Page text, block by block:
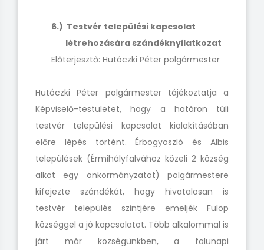
6.) Testvér települési kapcsolat
létrehozására szándéknyilatkozat
Előterjesztő: Hutóczki Péter polgármester
Hutóczki Péter polgármester tájékoztatja a
Képviselő-testületet, hogy a határon túli
testvér települési kapcsolat kialakításában
előre lépés történt. Érbogyoszló és Albis
települések (Érmihályfalvához közeli 2 község
alkot egy önkormányzatot) polgármestere
kifejezte szándékát, hogy hivatalosan is
testvér település szintjére emeljék Fülöp
községgel a jó kapcsolatot. Több alkalommal is
járt már községünkben, a falunapi